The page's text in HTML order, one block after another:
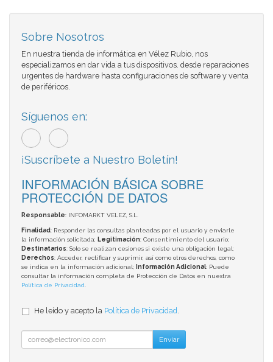
Sobre Nosotros
En nuestra tienda de informática en Vélez Rubio, nos
especializamos en dar vida a tus dispositivos. desde reparaciones
urgentes de hardware hasta configuraciones de software y venta
de periféricos.
Síguenos en:
¡Suscríbete a Nuestro Boletín!
INFORMACIÓN BÁSICA SOBRE
PROTECCIÓN DE DATOS
Responsable: INFOMARKT VELEZ, S.L.
Finalidad: Responder las consultas planteadas por el usuario y enviarle
la información solicitada; Legitimación: Consentimiento del usuario;
Destinatarios: Solo se realizan cesiones si existe una obligación legal;
Derechos: Acceder, rectificar y suprimir, así como otros derechos, como
se indica en la información adicional;
Información Adicional: Puede
consultar la información completa de Protección de Datos en nuestra
Política de Privacidad
He leído y acepto la Política de Privacidad
Enviar